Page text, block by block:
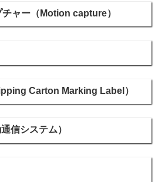
ャー（Motion capture）
Carton Marking Label）
信システム）